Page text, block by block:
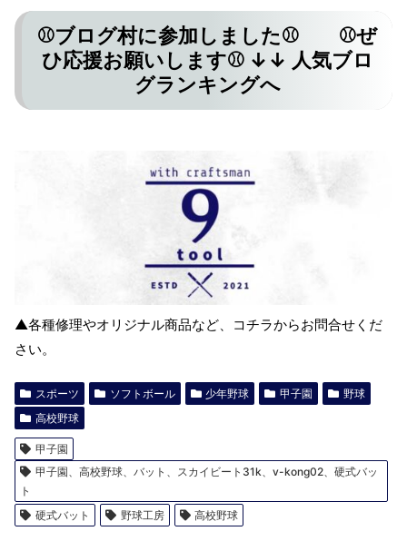
⚾ブログ村に参加しました⚾ ⚾ぜ
ひ応援お願いします⚾ ↓↓ 人気ブロ
グランキングへ
▲各種修理やオリジナル商品など、コチラからお問合せくだ
さい。
スポーツ ソフトボール 少年野球 甲子園
野球
高校野球
甲子園
甲子園、高校野球、バット、スカイビート31k、v-kong02、硬式バッ
ト
硬式バット
野球工房 高校野球